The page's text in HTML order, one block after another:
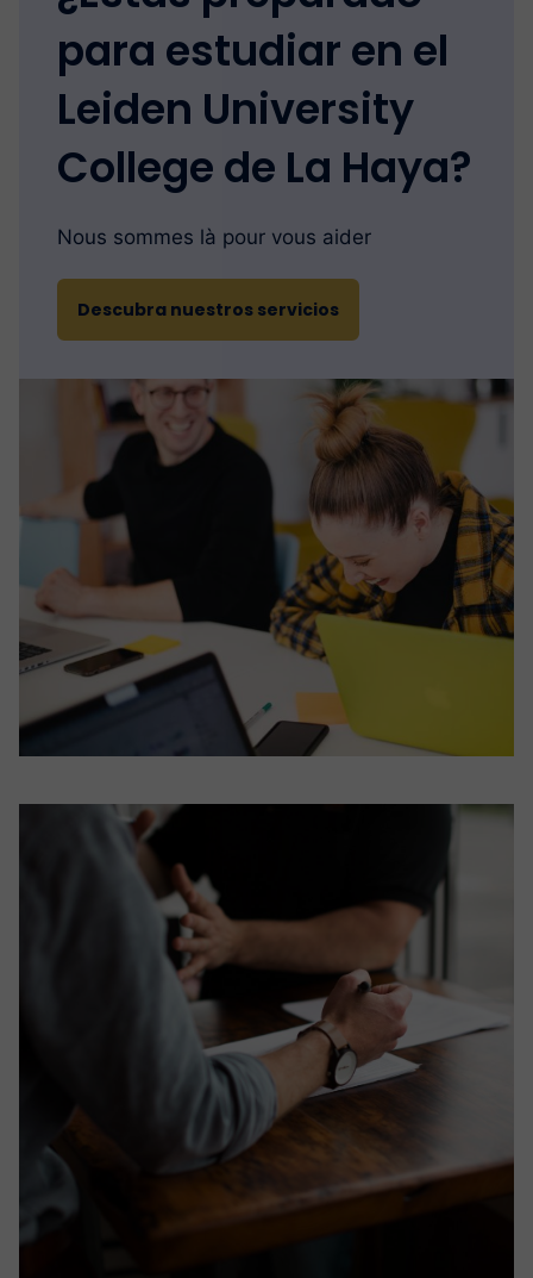
para estudiar en el
Leiden University
College de La Haya?
Nous sommes là pour vous aider
Descubra nuestros servicios